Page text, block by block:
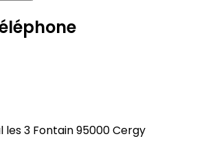
3 Fontain 95000 Cergy